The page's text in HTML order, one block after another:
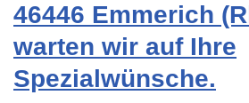
46446 Emmerich
warten wir auf Ihre
Spezialwünsche.